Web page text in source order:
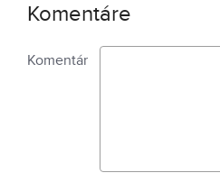
Komentáre
Komentár